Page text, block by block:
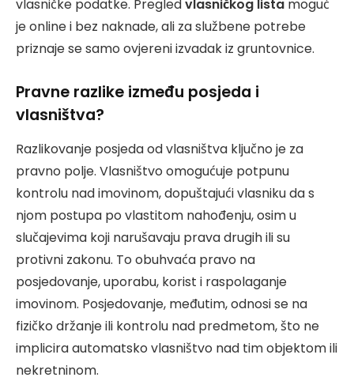
vlasničke podatke. Pregledvlasničkog lista moguć
je online i bez naknade, ali za službene potrebe
priznaje se samo ovjereni izvadak iz gruntovnice.
Pravne razlike između posjeda i
vlasništva?
Razlikovanje posjeda od vlasništva ključno je za
pravno polje. Vlasništvo omogućuje potpunu
kontrolu nad imovinom, dopuštajući vlasniku da s
njom postupa po vlastitom nahođenju, osim u
slučajevima koji narušavaju prava drugih ili su
protivni zakonu. To obuhvaća pravo na
posjedovanje, uporabu, korist i raspolaganje
imovinom. Posjedovanje, međutim, odnosi se na
fizičko držanje ili kontrolu nad predmetom, što ne
implicira automatsko vlasništvo nad tim objektom ili
nekretninom.